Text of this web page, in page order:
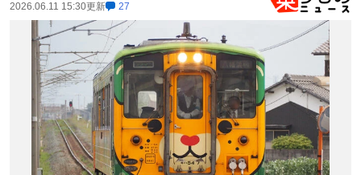
2026.06.11 15:30更新 27